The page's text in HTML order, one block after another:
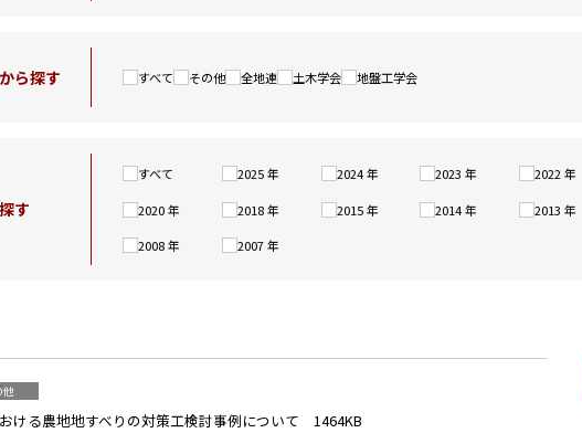
ら探す すべて その他 全地連 土木学会 地盤工学会
す
すべて 2025 年 2024 年 2023 年 2022 年
2020 年 2018 年 2015 年 2014 年 2013 年
2008 年 2007 年
他
ける農地地すべりの対策工検討事例について 1464KB